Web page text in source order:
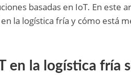
basadas en IoT. En este
la logística fría y cómo está
en la logística fría